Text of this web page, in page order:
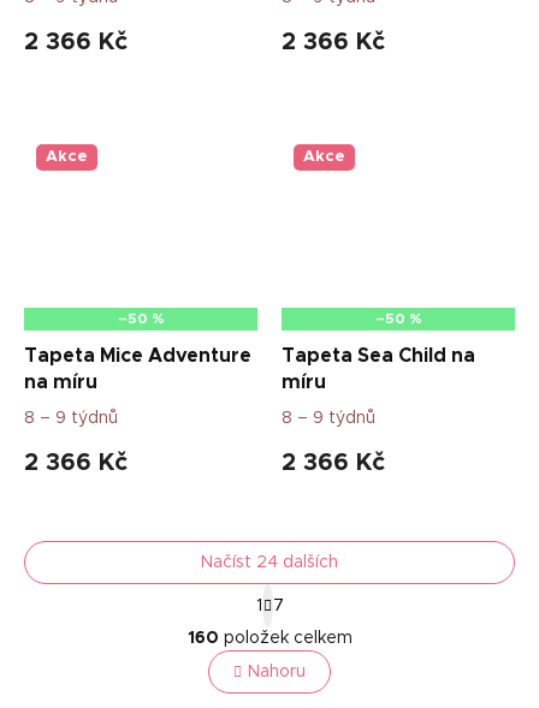
2 366 Kč 2 366 Kč
Akce
–50 %
Tapeta Mice Adventure
na míru
8 – 9 týdnů
2 366 Kč
Akce
–50 %
Tapeta Sea Child na
míru
8 – 9 týdnů
2 366 Kč
O
v
l
á
Načíst 24 dalších
t
r
á
n
k
1
7
160 položek celkem
Nahoru